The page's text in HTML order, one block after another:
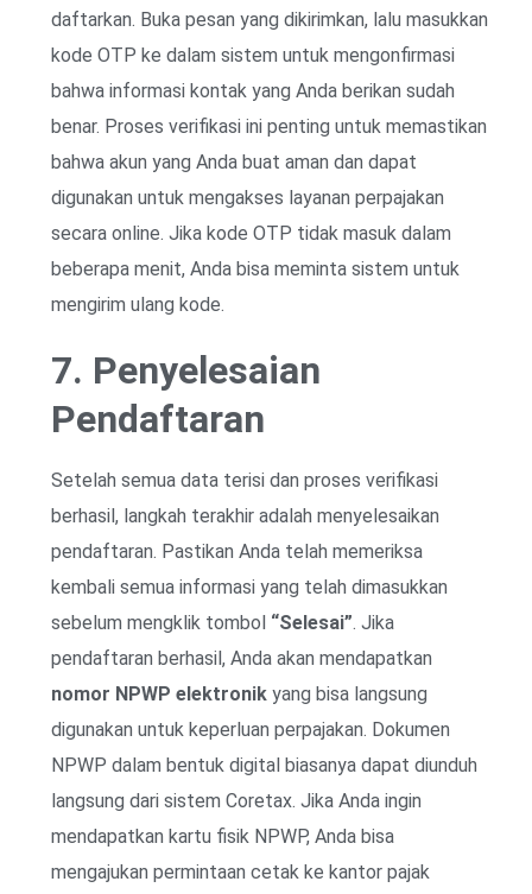
daftarkan. Buka pesan yang dikirimkan, lalu masukkan
kode OTP ke dalam sistem untuk mengonfirmasi
bahwa informasi kontak yang Anda berikan sudah
benar. Proses verifikasi ini penting untuk memastikan
bahwa akun yang Anda buat aman dan dapat
digunakan untuk mengakses layanan perpajakan
secara online. Jika kode OTP tidak masuk dalam
beberapa menit, Anda bisa meminta sistem untuk
mengirim ulang kode.
7. Penyelesaian
Pendaftaran
Setelah semua data terisi dan proses verifikasi
berhasil, langkah terakhir adalah menyelesaikan
pendaftaran. Pastikan Anda telah memeriksa
kembali semua informasi yang telah dimasukkan
sebelum mengklik tombol “Selesai”. Jika
pendaftaran berhasil, Anda akan mendapatkan
nomor NPWP elektronik yang bisa langsung
digunakan untuk keperluan perpajakan. Dokumen
NPWP dalam bentuk digital biasanya dapat diunduh
langsung dari sistem Coretax. Jika Anda ingin
mendapatkan kartu fisik NPWP, Anda bisa
mengajukan permintaan cetak ke kantor pajak